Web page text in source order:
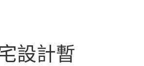
設計暫